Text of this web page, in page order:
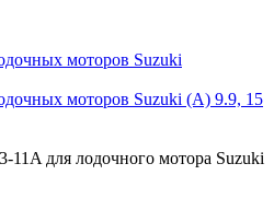
моторов Suzuki
моторов Suzuki (A) 9.9, 15
11A для лодочного мотора Suzuki